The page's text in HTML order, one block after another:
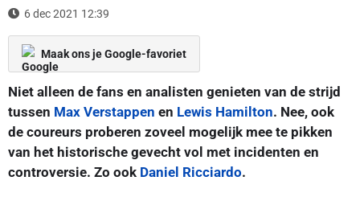
6 dec 2021 12:39
Maak ons je Google-favoriet
Niet alleen de fans en analisten genieten van de strijd
tussen Max Verstappen en Lewis Hamilton. Nee, ook
de coureurs proberen zoveel mogelijk mee te pikken
van het historische gevecht vol met incidenten en
controversie. Zo ook Daniel Ricciardo.